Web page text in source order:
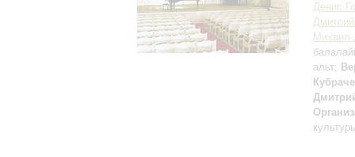
Денис
Михаил
альт;